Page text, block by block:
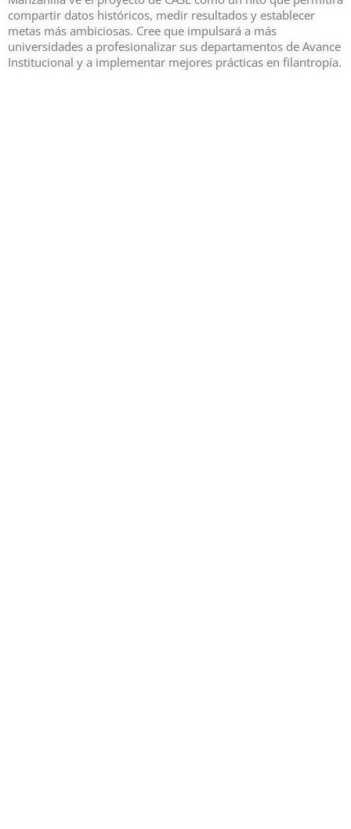
compartir datos históricos, medir resultados y establecer
metas más ambiciosas. Cree que impulsará a más
universidades a profesionalizar sus departamentos de Avance
Institucional y a implementar mejores prácticas en filantropía.